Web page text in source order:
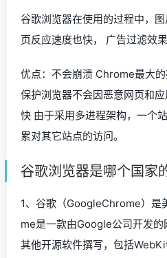
谷歌浏览器在使用的过程中，
页反应速度也快， 广告过滤效
优点：不会崩溃 Chrome最大的
保护浏览器不会因恶意网页和
快 由于采用多进程架构，一个
累对其它站点的访问。
谷歌浏览器是哪个国家
1、谷歌（GoogleChrome）
me是一款由Google公司开发
其他开源软件撰写，包括